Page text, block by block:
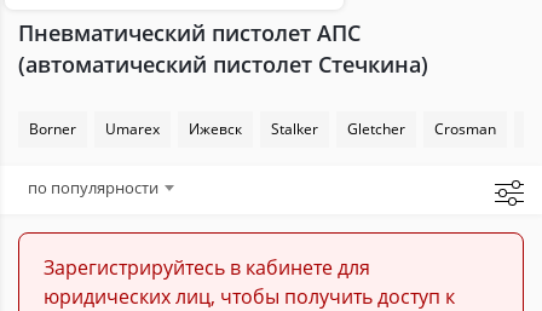
Пневматический пистолет АПС
(автоматический пистолет Стечкина)
Borner Umarex Ижевск Stalker Gletcher Crosman
по популярности
Зарегистрируйтесь в кабинете для
юридических лиц, чтобы получить доступ к